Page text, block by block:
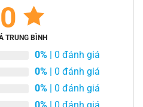
TRUNG BÌNH
0% | 0 đánh giá
0% | 0 đánh giá
0% | 0 đánh giá